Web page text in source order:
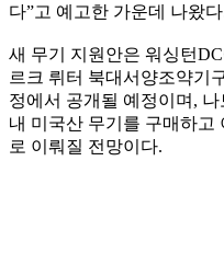
다”고 예고한 가운데 나왔
새 무기 지원안은 워싱턴
르크 뤼터 북대서양조약기
정에서 공개될 예정이며,
내 미국산 무기를 구매하고
로 이뤄질 전망이다.